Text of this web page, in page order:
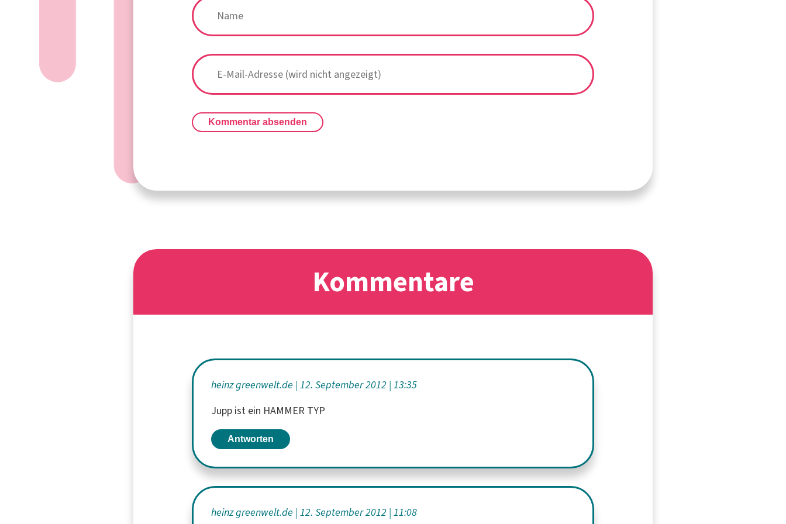
Kommentar absenden
Kommentare
heinz greenwelt.de 12. September 2012 13:35
Jupp ist ein HAMMER TYP
Antworten
heinz greenwelt.de 12. September 2012 11:08